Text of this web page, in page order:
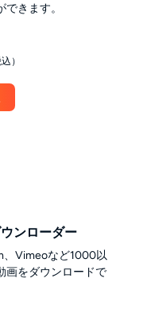
きます。
）
ンローダー
、Vimeoなど1000以
画をダウンロードで